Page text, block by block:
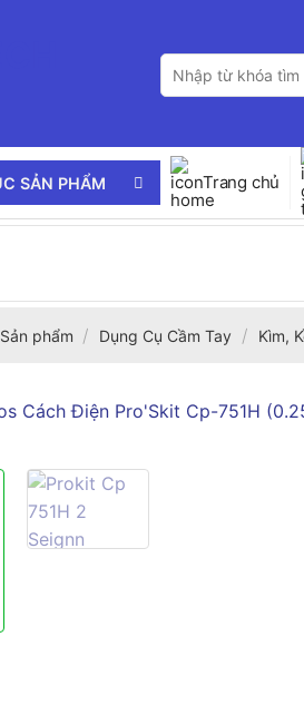
Tìm
kiếm:
SẢN PHẨM Trang chủ
Sản phẩm / Dụng Cụ Cầm Tay / Kìm,